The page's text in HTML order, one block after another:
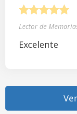
Lector de
Excelente